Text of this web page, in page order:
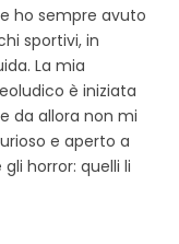
ho sempre avuto
sportivi, in
La mia
è iniziata
da allora non mi
e aperto a
horror: quelli li